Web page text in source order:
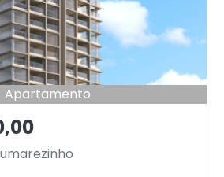
Apartamento